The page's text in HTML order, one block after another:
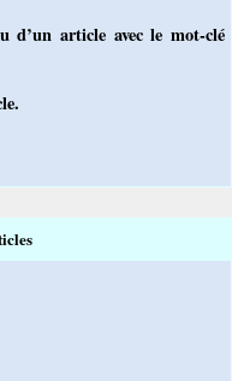
d’un article avec le mot-clé